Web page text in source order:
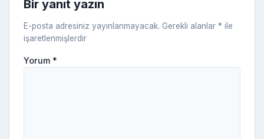
ki
Bir yanıt yazın
E-posta adresiniz yayınlanmayacak. Gerekli alanlar * ile
işaretlenmişlerdir
Yorum *